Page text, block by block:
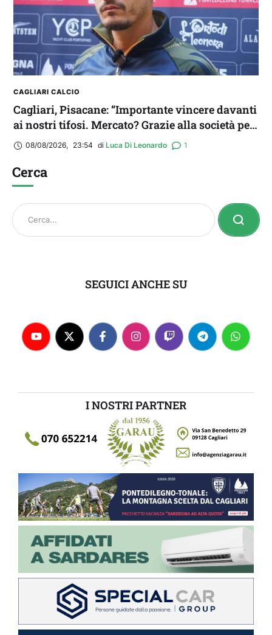
CAGLIARI CALCIO
Cagliari, Pisacane: “Importante vincere davanti
ai nostri tifosi. Mercato? Grazie alla società per
il triplo colpo”
08/08/2026, 23:54 di Luca Di Leonardo 1
Cerca
SEGUICI ANCHE SU
I NOSTRI PARTNER